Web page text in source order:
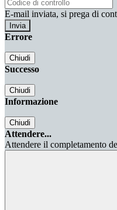
E-mail inviata, si prega di
Errore
Chiudi
Successo
Chiudi
Informazione
Chiudi
Attendere...
Attendere il completamento